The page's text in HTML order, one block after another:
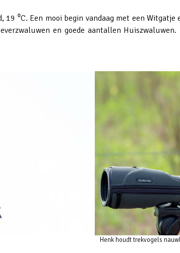
⁰C. Een mooi begin vandaag met een
en goede aantallen
Henk houdt trekvogels